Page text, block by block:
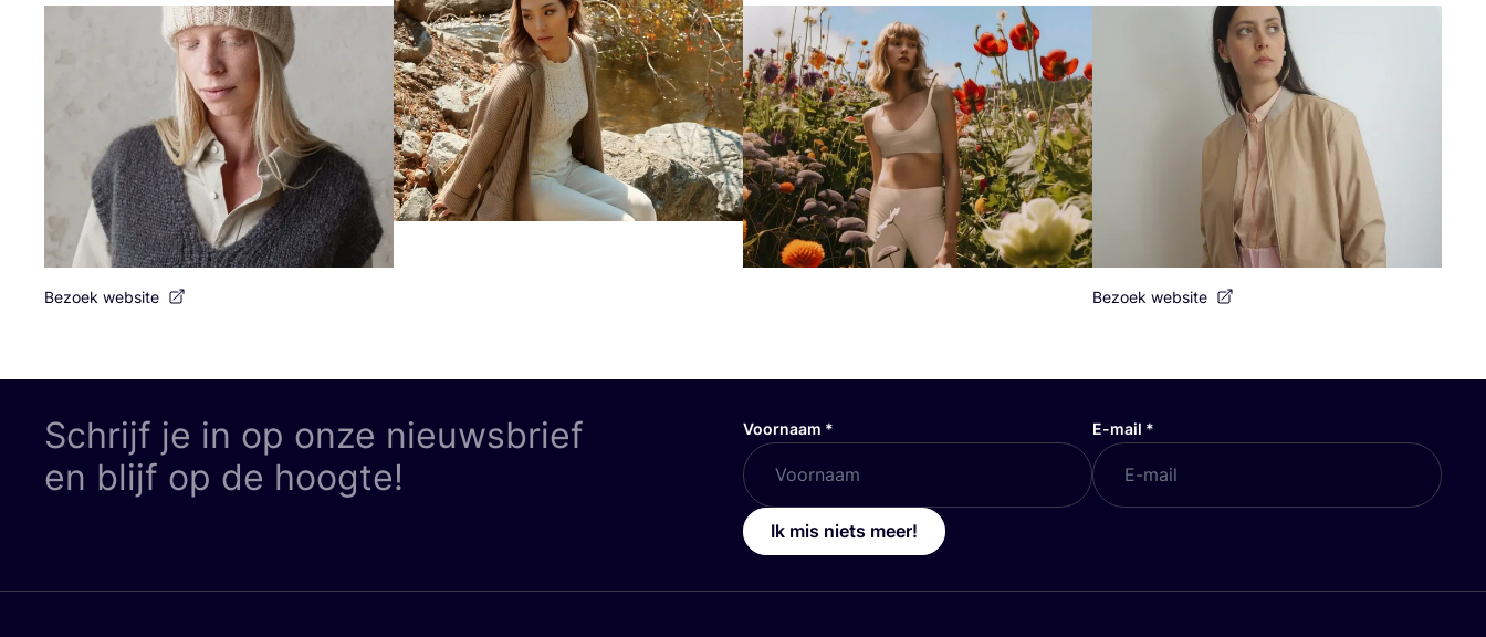
Bezoek website Bezoek website
Schrijf je in op onze nieuwsbrief
en blijf op de hoogte!
Voornaam * E-mail *
Ik mis niets meer!